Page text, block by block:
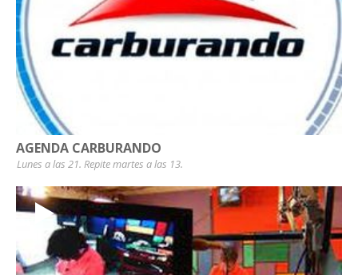
AGENDA CARBURANDO
Lunes a las 21. Repite martes a las 13.